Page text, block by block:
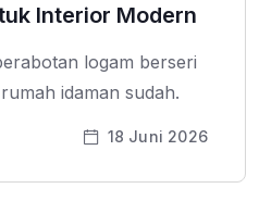
Interior Modern
logam berseri
idaman sudah.
18 Juni 2026